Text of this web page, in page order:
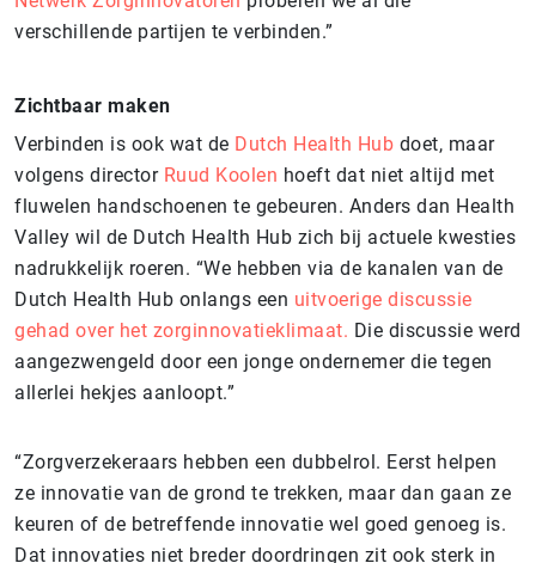
verschillende partijen te verbinden.”
Zichtbaar maken
Verbinden is ook wat de Dutch Health Hub doet, maar
volgens director Ruud Koolen hoeft dat niet altijd met
fluwelen handschoenen te gebeuren. Anders dan Health
Valley wil de Dutch Health Hub zich bij actuele kwesties
nadrukkelijk roeren. “We hebben via de kanalen van de
Dutch Health Hub onlangs een uitvoerige discussie
gehad over het zorginnovatieklimaat. Die discussie werd
aangezwengeld door een jonge ondernemer die tegen
allerlei hekjes aanloopt.”
“Zorgverzekeraars hebben een dubbelrol. Eerst helpen
ze innovatie van de grond te trekken, maar dan gaan ze
keuren of de betreffende innovatie wel goed genoeg is.
Dat innovaties niet breder doordringen zit ook sterk in